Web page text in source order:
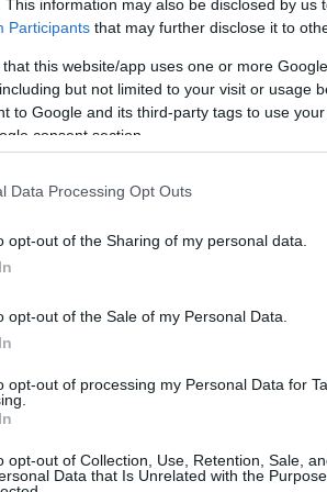
This information may also be disclosed by us
Participants that may further disclose it to
that this website/app uses one or more
but not limited to your visit or usage
to Google and its third-party tags to use
consent section.
Data Processing Opt Outs
opt-out of the Sharing of my personal data.
opt-out of the Sale of my Personal Data.
opt-out of processing my Personal Data for
opt-out of Collection, Use, Retention, Sale,
Data that Is Unrelated with the
resort folyamatosan új, intenzív
ötvözve, így minden vendégnek